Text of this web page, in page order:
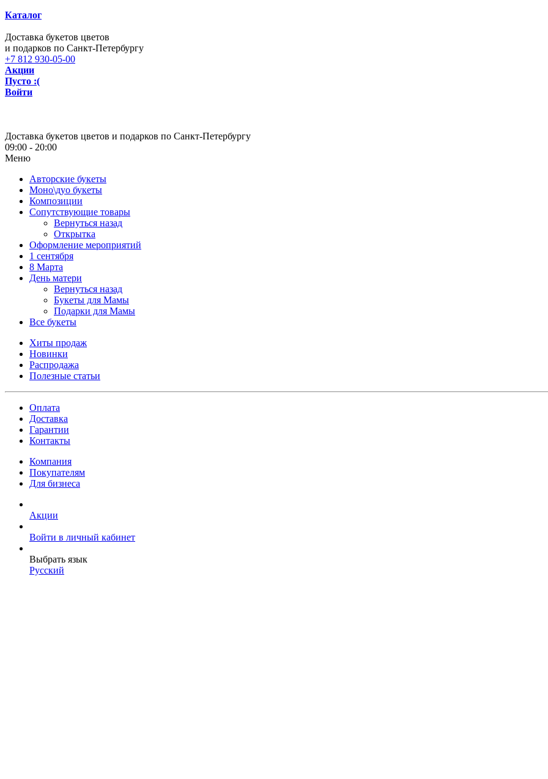
Каталог
Доставка букетов цветов
и подарков по Санкт-Петербургу
+7 812 930-05-00
Акции
Пусто :(
Войти
Доставка букетов цветов и подарков по Санкт-Петербургу
09:00 - 20:00
Меню
Авторские букеты
Моно\дуо букеты
Композиции
Сопутствующие товары
Вернуться назад
Открытка
Оформление мероприятий
1 сентября
8 Марта
День матери
Вернуться назад
Букеты для Мамы
Подарки для Мамы
Все букеты
Хиты продаж
Новинки
Распродажа
Полезные статьи
Оплата
Доставка
Гарантии
Контакты
Компания
Покупателям
Для бизнеса
Акции
Войти в личный кабинет
Выбрать язык
Русский